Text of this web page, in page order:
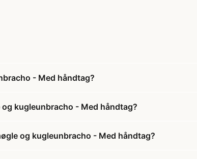
- Med håndtag?
kugleunbracho - Med håndtag?
og kugleunbracho - Med håndtag?